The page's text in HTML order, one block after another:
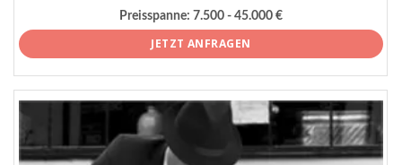
Preisspanne: 7.500 - 45.000 €
JETZT ANFRAGEN